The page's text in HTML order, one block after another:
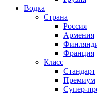
Водка
Страна
Россия
Армения
Франция
Класс
Стандарт
Премиум
Супер-